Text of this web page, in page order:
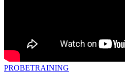
PROBETRAINING